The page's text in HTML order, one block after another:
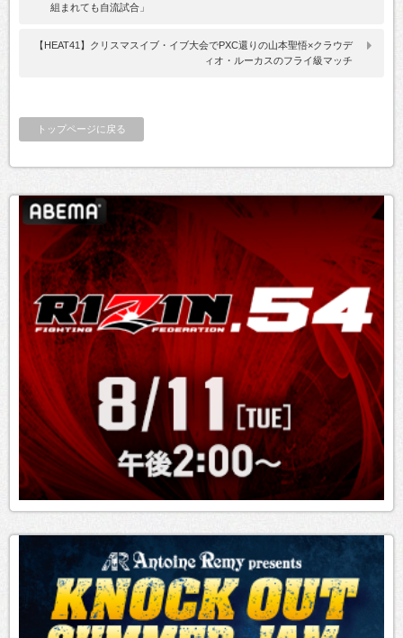
組まれても自流試合」
【HEAT41】クリスマスイブ・イブ大会でPXC還りの山本聖悟×クラウデ
ィオ・ルーカスのフライ級マッチ
トップページに戻る